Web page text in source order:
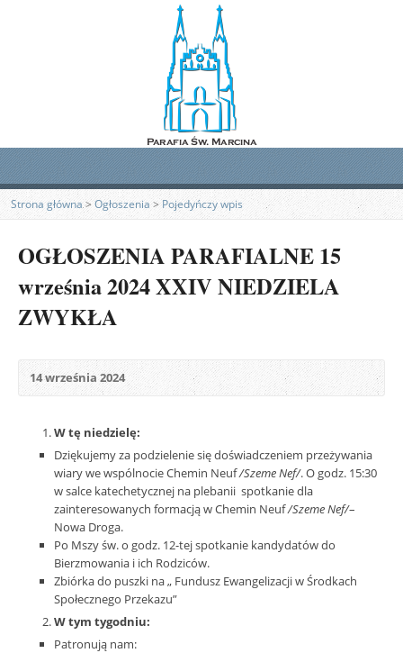
Strona główna> Ogłoszenia>Pojedyńczy wpis
OGŁOSZENIA PARAFIALNE 15
września 2024 XXIV NIEDZIELA
ZWYKŁA
14 września 2024
W tę niedzielę:
Dziękujemy za podzielenie się doświadczeniem przeżywania
wiary we wspólnocie Chemin Neuf/Szeme Nef/. O godz. 15:30
w salce katechetycznej na plebanii spotkanie dla
zainteresowanych formacją w Chemin Neuf/Szeme Nef/–
Nowa Droga.
Po Mszy św. o godz. 12-tej spotkanie kandydatów do
Bierzmowania i ich Rodziców.
Zbiórka do puszki na „ Fundusz Ewangelizacji w Środkach
Społecznego Przekazu”
W tym tygodniu:
Patronują nam: